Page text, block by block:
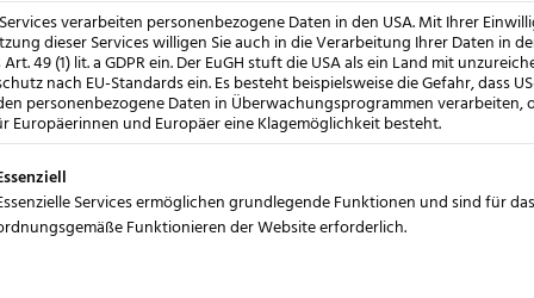
Ihr Setup aufgebaut ist. Mit einerguten Agentur
ist auch WooCommerce sehr entspannt nutzbar.
schnell in Pflegeaufwand umschlagen. Genau
sondern auch, wie professionell es aufgesetzt
günstig
Das wirkt zunächst planbar. Dazu kommen
verarbeiten personenbezogene Daten in den USA. Mit Ihrer
dieser Services willigen Sie auch in die Verarbeitung Ihrer Daten in
49 (1) lit. a GDPR ein. Der EuGH stuft die USA als ein Land mit
nach EU-Standards ein. Es besteht beispielsweise die Gefahr, dass
personenbezogene Daten in Überwachungsprogrammen verarbeiten,
Europäerinnen und Europäer eine Klagemöglichkeit besteht.
eine Liste der Service-Gruppen, für die eine
Services ermöglichen grundlegende Funktionen und sind für das
Funktionieren der Website erforderlich.